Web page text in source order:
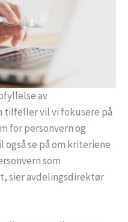
av
tilfeller vil vi fokusere på
for personvern og
se på om kriteriene
som
sier avdelingsdirektør